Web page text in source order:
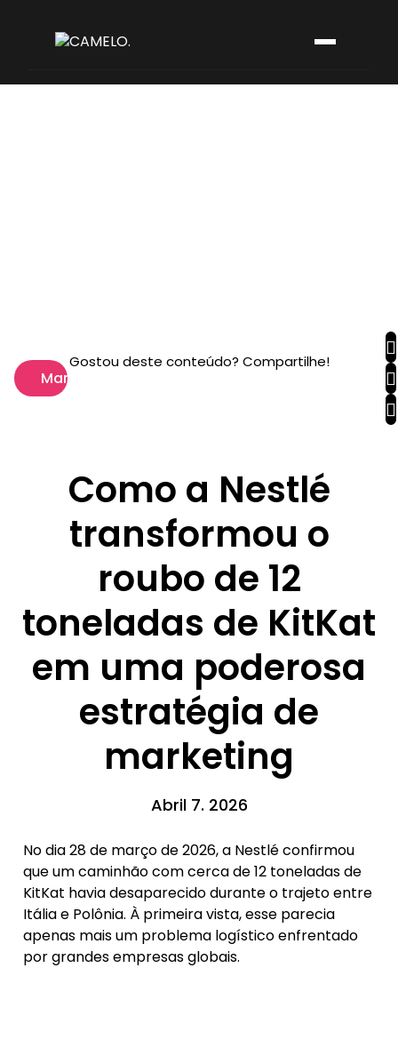
Marketing
Gostou deste conteúdo? Compartilhe!
Como a Nestlé
transformou o
roubo de 12
toneladas de KitKat
em uma poderosa
estratégia de
marketing
Abril 7. 2026
No dia 28 de março de 2026, a Nestlé confirmou
que um caminhão com cerca de 12 toneladas de
KitKat havia desaparecido durante o trajeto entre
Itália e Polônia. À primeira vista, esse parecia
apenas mais um problema logístico enfrentado
por grandes empresas globais.